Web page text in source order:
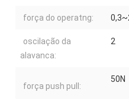
força do operatng:
oscilação da
alavanca:
2
força push pull:
50N